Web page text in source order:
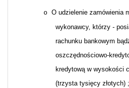
o O udzielenie zamówienia
wykonawcy, którzy -
rachunku bankowym
oszczędnościowo-
kredytową w wysokości
(trzysta tysięcy złotych)